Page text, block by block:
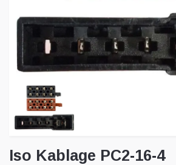
Iso Kablage PC2-16-4